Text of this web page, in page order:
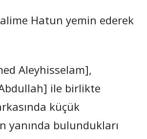
Hatun yemin ederek
Aleyhisselam],
ile birlikte
küçük
yanında bulundukları